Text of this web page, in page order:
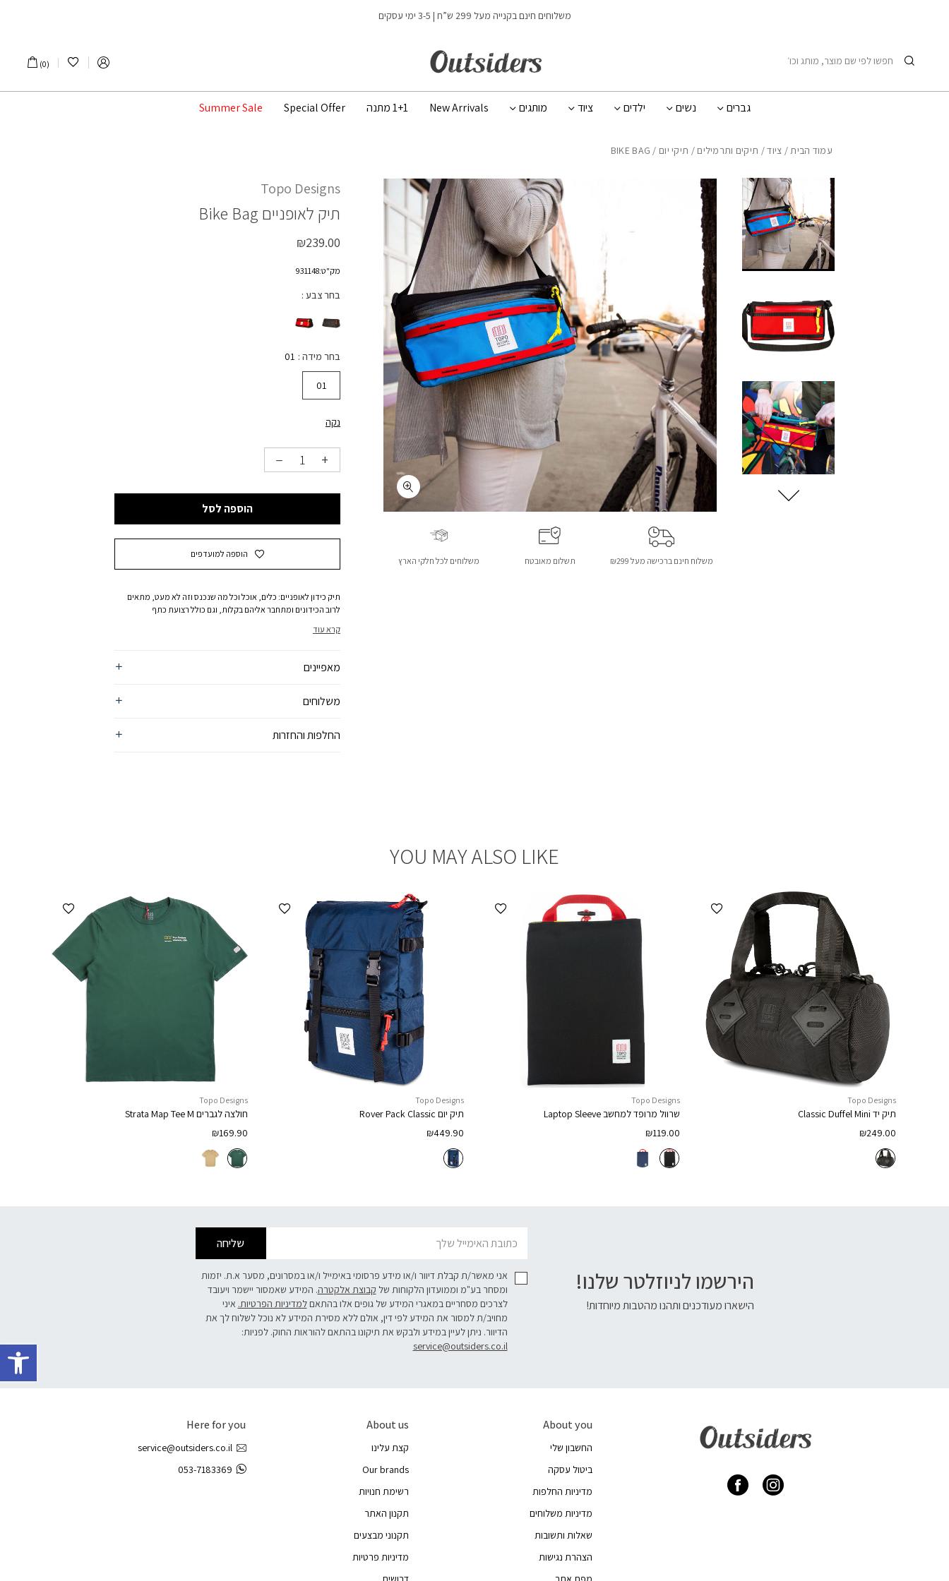
משלוחים חינם בקנייה מעל 299 ש”ח | 3-5 ימי עסקים
הרשימה שלי
0
חיפוש
גברים נשים ילדים ציוד מותגים New Arrivals 1+1 מתנה Special Offer
Summer Sale
עמוד הבית/ ציוד/ תיקים ותרמילים / תיקי יום / BIKE BAG
Topo Designs
תיק לאופניים Bike Bag
₪239.00
מק"ט:931148
בחר צבע
בחר מידה 01
01
נקה
הוספה לסל
הוספה למועדפים
תיק כידון לאופניים: כלים, אוכל וכל מה שנכנס וזה לא מעט, מתאים
לרוב הכידונים ומתחבר אליהם בקלות, וגם כולל רצועת כתף
קרא עוד
מאפיינים
משלוחים
החלפות והחזרות
משלוח חינם ברכישה מעל ₪299 תשלום מאובטח משלוחים לכל חלקי הארץ
YOU MAY ALSO LIKE
הוספה למועדפים
Topo Designs
תיק יד Classic Duffel Mini
₪249.00
הוספה למועדפים
Topo Designs
שרוול מרופד למחשבLaptop Sleeve
₪119.00
הוספה למועדפים
Topo Designs
תיק יום Rover Pack Classic
₪449.90
הוספה למועדפים
Topo Designs
חולצה לגברים Strata Map Tee M
₪169.90
הירשמו לניוזלטר שלנו!
הישארו מעודכנים ותהנו מהטבות מיוחדות!
שליחה
אני מאשר/ת קבלת דיוור ו/או מידע פרסומי באימייל ו/או במסרונים, מסער א.ת. יזמות
ומסחר בע"מ וממועדון הלקוחות של קבוצת אלקטרה. המידע שאמסור יישמר ויעובד
לצרכים מסחריים במאגרי המידע של גופים אלו בהתאםלמדיניות הפרטיות. איני
מחויב/ת למסור את המידע לפי דין, אולם ללא מסירת המידע לא נוכל לשלוח לך את
הדיוור. ניתן לעיין במידע ולבקש את תיקונו בהתאם להוראות החוק. לפניות:
service@outsiders.co.il
About you
החשבון שלי
ביטול עסקה
מדיניות החלפות
מדיניות משלוחים
שאלות ותשובות
הצהרת נגישות
About us
קצת עלינו
Our brands
רשימת חנויות
תקנון האתר
תקנוני מבצעים
מדיניות פרטיות
Here for you
service@outsiders.co.il
053-7183369